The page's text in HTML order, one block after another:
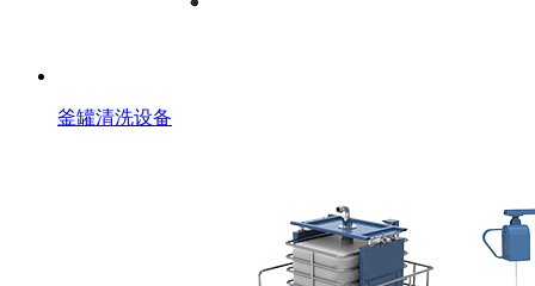
釜罐清洗设备